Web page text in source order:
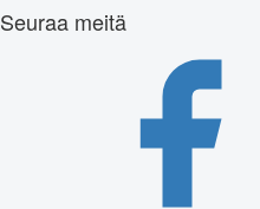
Seuraa meitä